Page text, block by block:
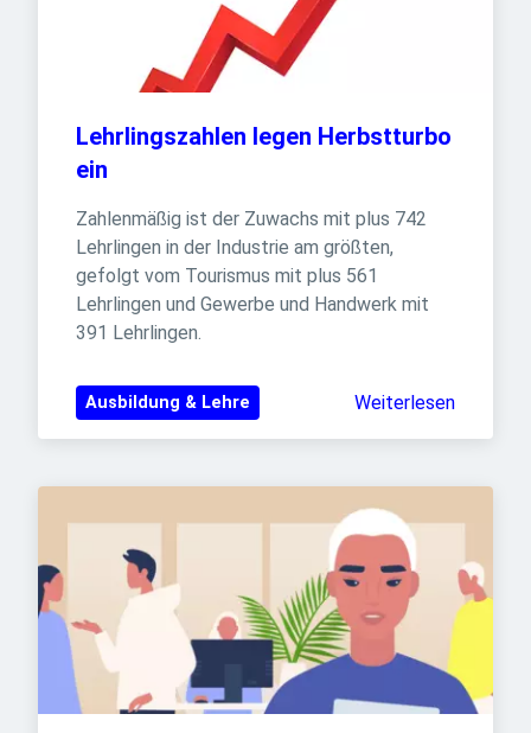
Lehrlingszahlen legen Herbstturbo
ein
Zahlenmäßig ist der Zuwachs mit plus 742
Lehrlingen in der Industrie am größten,
gefolgt vom Tourismus mit plus 561
Lehrlingen und Gewerbe und Handwerk mit
391 Lehrlingen.
Ausbildung & Lehre Weiterlesen